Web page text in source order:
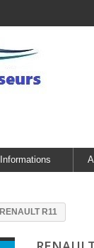
Informations
RENAULT R11